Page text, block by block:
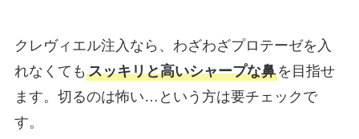
クレヴィエル注入なら、わざわざプロテーゼを入
れなくても スッキリと高いシャープな鼻を目指せ
ます。切るのは怖い…という方は要チェックで
す。